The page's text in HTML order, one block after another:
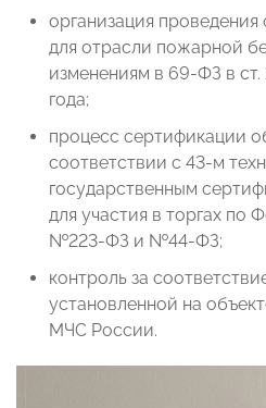
организация
для отрасли пожарной
изменениям в 69-ФЗ в ст.
года;
процесс сертификации
соответствии с 43-м
государственным
для участия в торгах по
№223-ФЗ и №44-ФЗ;
контроль за
установленной на
МЧС России.